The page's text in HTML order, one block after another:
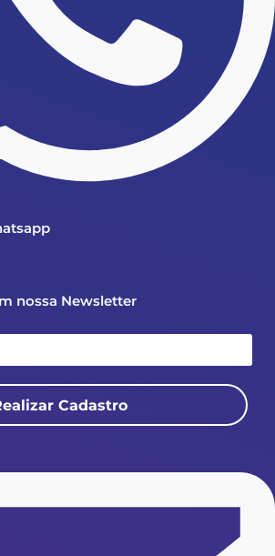
nossa Newsletter
Cadastro